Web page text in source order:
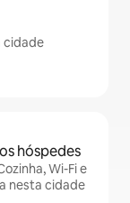
cidade
hóspedes
Wi-Fi e
nesta cidade